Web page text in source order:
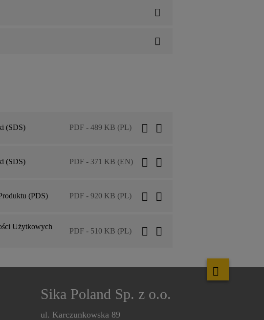
(SDS) PDF - 489 KB (PL)
(SDS) PDF - 371 KB (EN)
(PDS) PDF - 920 KB (PL)
Użytkowych
PDF - 510 KB (PL)
Sika Poland Sp. z o.o.
ul. Karczunkowska 89